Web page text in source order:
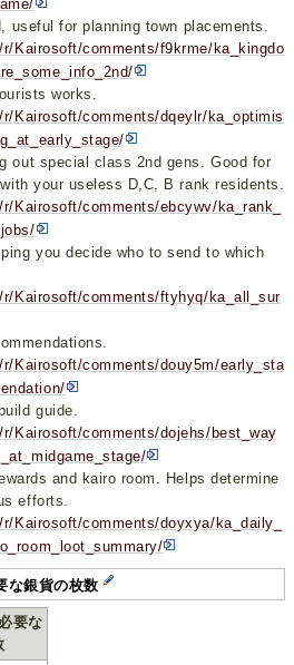
useful for planning town placements.
Kairosoft/comments/f9krme/ka_kingdo
works.
Kairosoft/comments/dqeylr/ka_optimis
out special class 2nd gens. Good for
your useless D,C, B rank residents.
Kairosoft/comments/ebcywv/ka_rank_
you decide who to send to which
Kairosoft/comments/ftyhyq/ka_all_sur
Kairosoft/comments/douy5m/early_sta
guide.
Kairosoft/comments/dojehs/best_way
and kairo room. Helps determine
efforts.
Kairosoft/comments/doyxya/ka_daily_
な銀貨の枚数
要な